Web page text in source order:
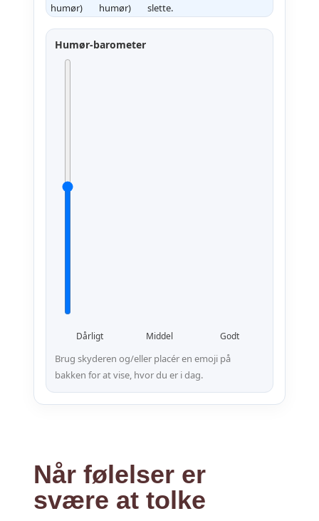
humør)
humør)
slette.
Humør-barometer
Dårligt Middel Godt
Brug skyderen og/eller placér en emoji på
bakken for at vise, hvor du er i dag.
Når følelser er
svære at tolke